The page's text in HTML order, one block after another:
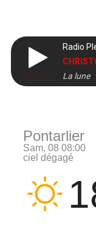
DIRECT
Radio
La lune
Pontarlier
Sam, 08 08:00
ciel dégagé